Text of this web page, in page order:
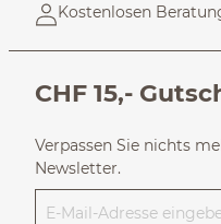
Kostenlosen
CHF 15,-
Verpassen Sie nichts
Newsletter.